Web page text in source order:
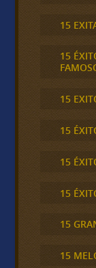
15
15
15
15
15
15
15
15